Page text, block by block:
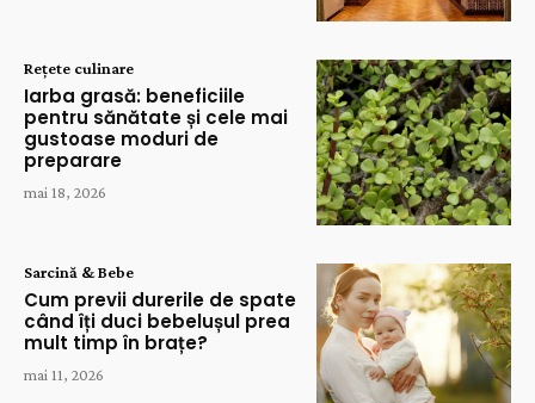
Rețete culinare
Iarba grasă: beneficiile
pentru sănătate și cele mai
gustoase moduri de
preparare
mai 18, 2026
Sarcină & Bebe
Cum previi durerile de spate
când îți duci bebelușul prea
mult timp în brațe?
mai 11, 2026